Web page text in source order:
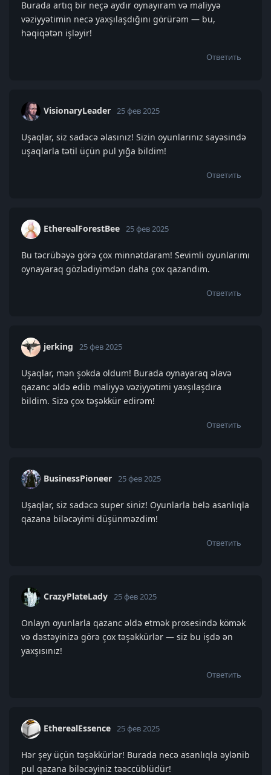
Burada artıq bir neçə aydır oynayıram və maliyyə
vəziyyətimin necə yaxşılaşdığını görürəm — bu,
həqiqətən işləyir!
Ответить
VisionaryLeader 25 фев 2025
Uşaqlar, siz sadəcə əlasınız! Sizin oyunlarınız sayəsində
uşaqlarla tətil üçün pul yığa bildim!
Ответить
EtherealForestBee 25 фев 2025
Bu təcrübəyə görə çox minnətdaram! Sevimli oyunlarımı
oynayaraq gözlədiyimdən daha çox qazandım.
Ответить
jerking 25 фев 2025
Uşaqlar, mən şokda oldum! Burada oynayaraq əlavə
qazanc əldə edib maliyyə vəziyyətimi yaxşılaşdıra
bildim. Sizə çox təşəkkür edirəm!
Ответить
BusinessPioneer 25 фев 2025
Uşaqlar, siz sadəcə super siniz! Oyunlarla belə asanlıqla
qazana biləcəyimi düşünməzdim!
Ответить
CrazyPlateLady 25 фев 2025
Onlayn oyunlarla qazanc əldə etmək prosesində kömək
və dəstəyinizə görə çox təşəkkürlər — siz bu işdə ən
yaxşısınız!
Ответить
EtherealEssence 25 фев 2025
Hər şey üçün təşəkkürlər! Burada necə asanlıqla əylənib
pul qazana biləcəyiniz təəccüblüdür!